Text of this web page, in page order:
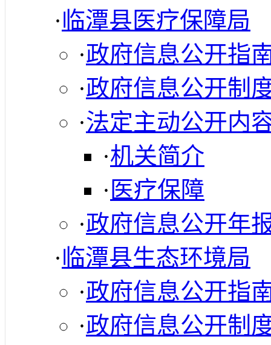
·临潭县医疗保障局
·政府信息公开指
·政府信息公开制
·法定主动公开内
·机关简介
· 医疗保障
·政府信息公开年
·临潭县生态环境局
·政府信息公开指
·政府信息公开制